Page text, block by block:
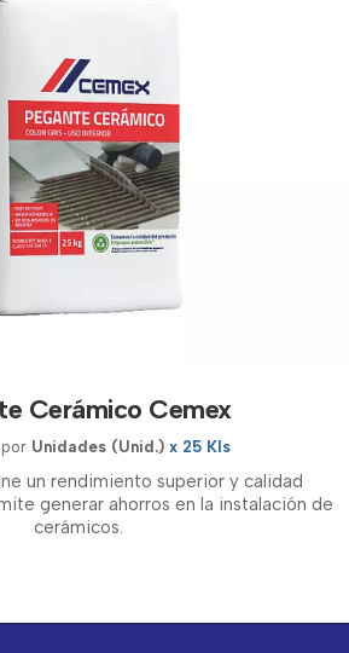
Cerámico Cemex
Unidades (Unid.) x 25 Kls
un rendimiento superior y calidad
generar ahorros en la instalación de
cerámicos.